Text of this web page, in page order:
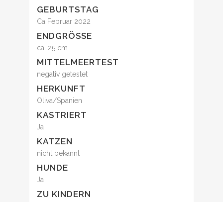
GEBURTSTAG
Ca Februar 2022
ENDGRÖSSE
ca. 25 cm
MITTELMEERTEST
negativ getestet
HERKUNFT
Oliva/Spanien
KASTRIERT
Ja
KATZEN
nicht bekannt
HUNDE
Ja
ZU KINDERN